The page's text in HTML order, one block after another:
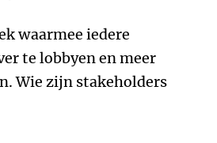
waarmee iedere
te lobbyen en meer
Wie zijn stakeholders